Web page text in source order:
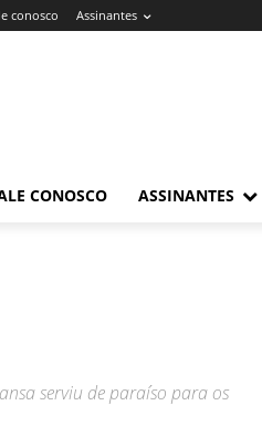
conosco Assinantes
CONOSCO ASSINANTES
serviu de paraíso para os